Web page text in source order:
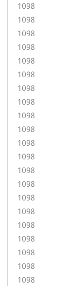
1098
1098
1098
1098
1098
1098
1098
1098
1098
1098
1098
1098
1098
1098
1098
1098
1098
1098
1098
1098
1098